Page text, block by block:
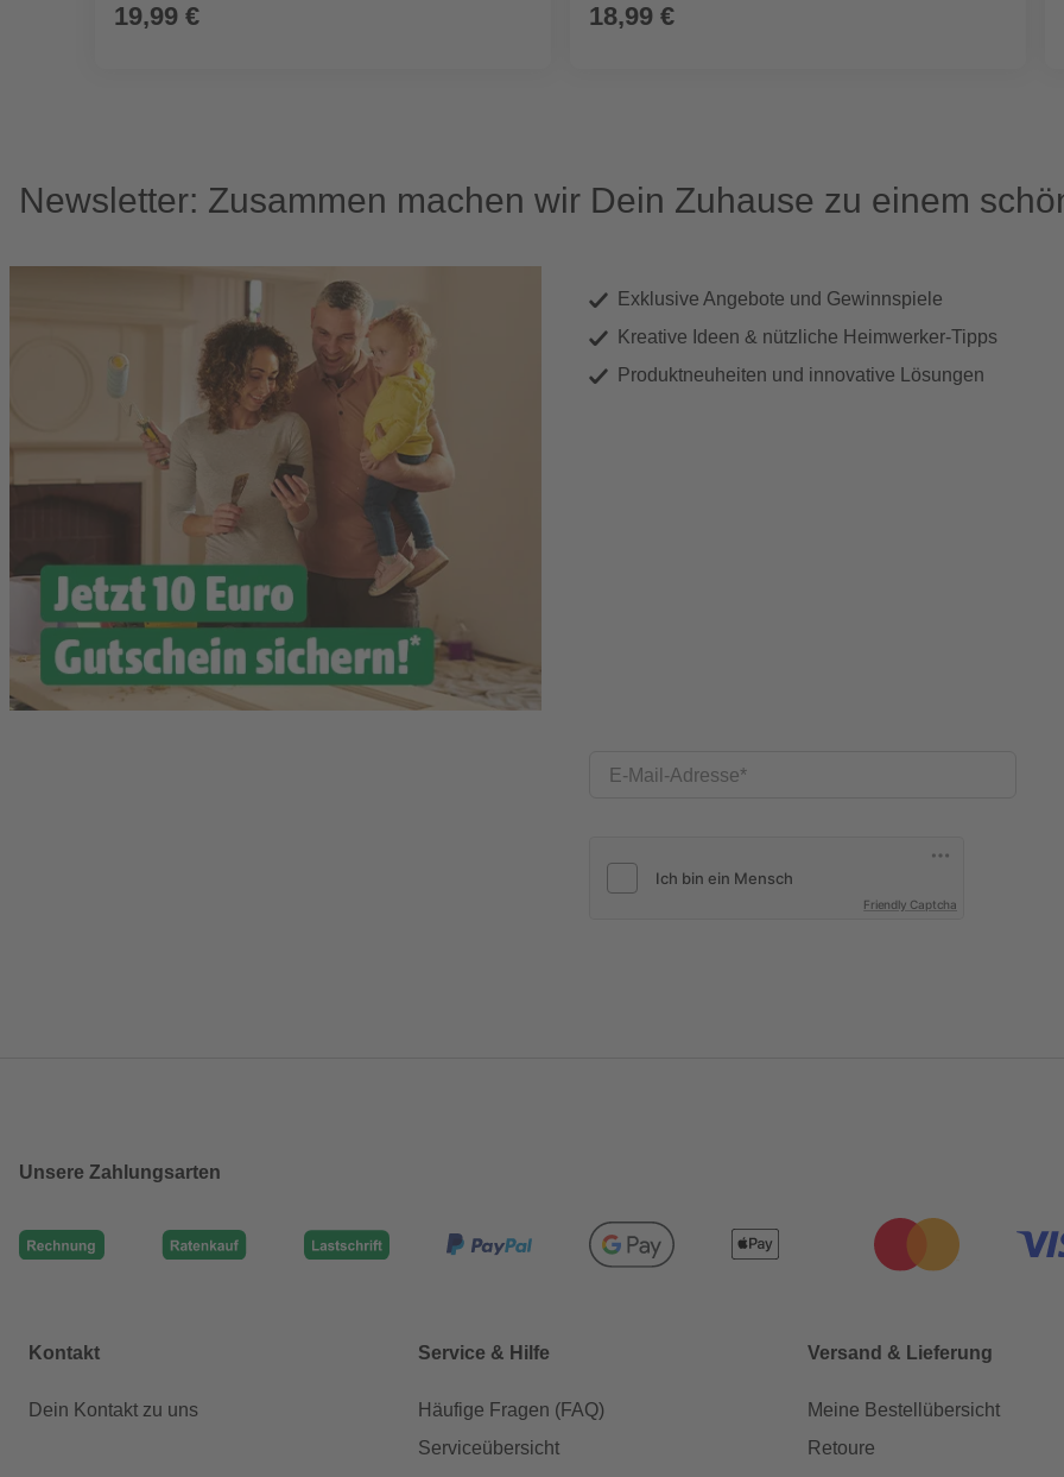
19,99 € 18,99 €
Newsletter: Zusammen machen wir Dein Zuhause zu einem
Exklusive Angebote und Gewinnspiele
Kreative Ideen & nützliche Heimwerker-Tipps
Produktneuheiten und innovative Lösungen
E-Mail-Adresse
Friendly Captcha
Unsere Zahlungsarten
Kontakt
Dein Kontakt zu uns
Service & Hilfe
Häufige Fragen (FAQ)
Serviceübersicht
Versand & Lieferung
Meine Bestellübersicht
Retoure